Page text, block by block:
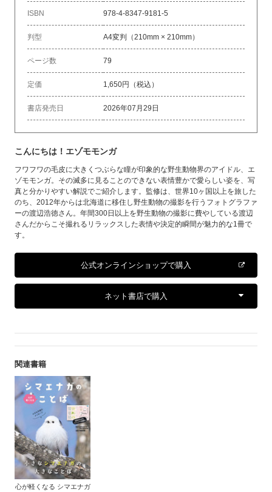
ISBN 978-4-8347-9181-5
判型 A4変判（210mm × 210mm）
ページ数 79
定価 1,650円（税込）
書店発売日 2026年07月29日
こんにちは！エゾモモンガ
フワフワの毛皮に大きくつぶらな瞳が印象的な野生動物界のアイドル、エ
ゾモモンガ。その滅多に見ることのできない表情豊かで愛らしい姿を、写
真と分かりやすい解説でご紹介します。監修は、世界10ヶ国以上を旅した
のち、2012年からは北海道に移住し野生動物の撮影を行うフォトグラファ
ーの渡辺浩徳さん。年間300日以上を野生動物の撮影に費やしている渡辺
さんだからこそ撮れるリラックスした表情や決定的瞬間が魅力的な1冊で
す。
公式オンラインショップで購入
ネット書店で購入
関連書籍
心が軽くなる シマエナガ